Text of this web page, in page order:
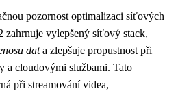
pozornost optimalizaci síťových
zahrnuje vylepšený síťový stack,
data zlepšuje propustnost při
a cloudovými službami. Tato
při streamování videa,